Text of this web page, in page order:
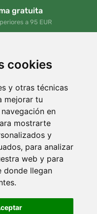
cookies
y otras técnicas
mejorar tu
en
mostrarte
y
para analizar
web y para
donde llegan
gratuita
a 95 EUR
en cualquier momento
Leer más